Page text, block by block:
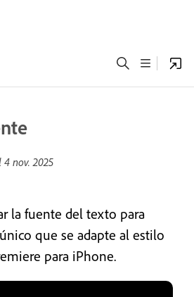
4 nov. 2025
la fuente del texto para
que se adapte al estilo
para iPhone.